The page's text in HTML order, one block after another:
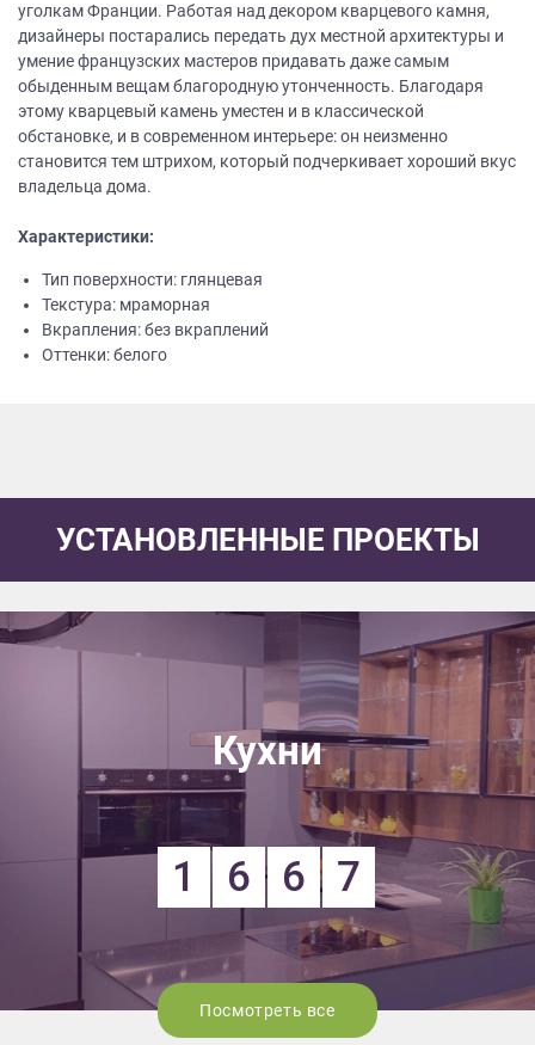
уголкам Франции. Работая над декором кварцевого камня,
дизайнеры постарались передать дух местной архитектуры и
умение французских мастеров придавать даже самым
обыденным вещам благородную утонченность. Благодаря
этому кварцевый камень уместен и в классической
обстановке, и в современном интерьере: он неизменно
становится тем штрихом, который подчеркивает хороший вкус
владельца дома.
Характеристики:
Тип поверхности: глянцевая
Текстура: мраморная
Вкрапления: без вкраплений
Оттенки: белого
УСТАНОВЛЕННЫЕ ПРОЕКТЫ
Кухни
1 6 6 7
Посмотреть все